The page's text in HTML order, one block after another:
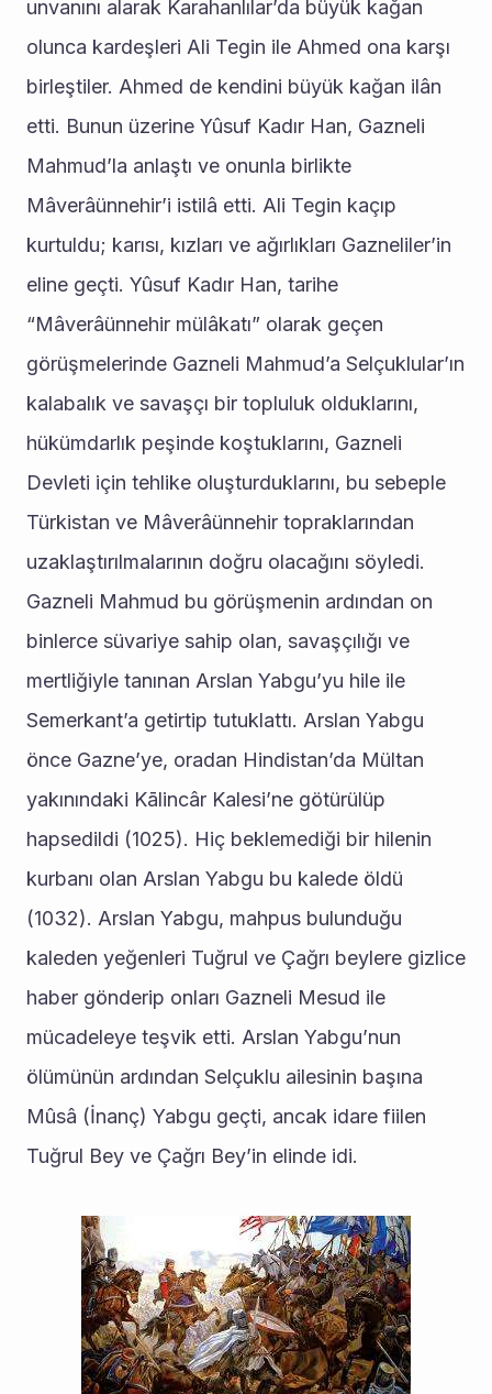
unvanını alarak Karahanlılar’da büyük kağan
olunca kardeşleri Ali Tegin ile Ahmed ona karşı
birleştiler. Ahmed de kendini büyük kağan ilân
etti. Bunun üzerine Yûsuf Kadır Han, Gazneli
Mahmud’la anlaştı ve onunla birlikte
Mâverâünnehir’i istilâ etti. Ali Tegin kaçıp
kurtuldu; karısı, kızları ve ağırlıkları Gazneliler’in
eline geçti. Yûsuf Kadır Han, tarihe
“Mâverâünnehir mülâkatı” olarak geçen
görüşmelerinde Gazneli Mahmud’a Selçuklular’ın
kalabalık ve savaşçı bir topluluk olduklarını,
hükümdarlık peşinde koştuklarını, Gazneli
Devleti için tehlike oluşturduklarını, bu sebeple
Türkistan ve Mâverâünnehir topraklarından
uzaklaştırılmalarının doğru olacağını söyledi.
Gazneli Mahmud bu görüşmenin ardından on
binlerce süvariye sahip olan, savaşçılığı ve
mertliğiyle tanınan Arslan Yabgu’yu hile ile
Semerkant’a getirtip tutuklattı. Arslan Yabgu
önce Gazne’ye, oradan Hindistan’da Mültan
yakınındaki Kālincâr Kalesi’ne götürülüp
hapsedildi (1025). Hiç beklemediği bir hilenin
kurbanı olan Arslan Yabgu bu kalede öldü
(1032). Arslan Yabgu, mahpus bulunduğu
kaleden yeğenleri Tuğrul ve Çağrı beylere gizlice
haber gönderip onları Gazneli Mesud ile
mücadeleye teşvik etti. Arslan Yabgu’nun
ölümünün ardından Selçuklu ailesinin başına
Mûsâ (İnanç) Yabgu geçti, ancak idare fiilen
Tuğrul Bey ve Çağrı Bey’in elinde idi.